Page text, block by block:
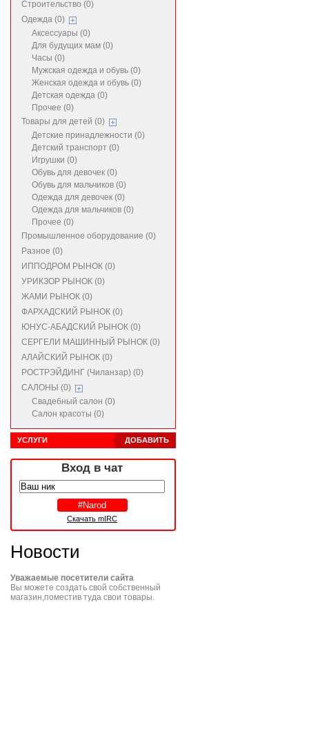
Строительство (0)
Одежда (0)
Аксессуары (0)
Для будущих мам (0)
Часы (0)
Мужская одежда и обувь (0)
Женская одежда и обувь (0)
Детская одежда (0)
Прочее (0)
Товары для детей (0)
Детские принадлежности (0)
Детский транспорт (0)
Игрушки (0)
Обувь для девочек (0)
Обувь для мальчиков (0)
Одежда для девочек (0)
Одежда для мальчиков (0)
Прочее (0)
Промышленное оборудование (0)
Разное (0)
ИППОДРОМ РЫНОК (0)
УРИКЗОР РЫНОК (0)
ЖАМИ РЫНОК (0)
ФАРХАДСКИЙ РЫНОК (0)
ЮНУС-АБАДСКИЙ РЫНОК (0)
СЕРГЕЛИ МАШИННЫЙ РЫНОК (0)
АЛАЙСКИЙ РЫНОК (0)
РОСТРЭЙДИНГ (Чиланзар) (0)
САЛОНЫ (0)
Свадебный салон (0)
Салон красоты (0)
ДОБАВИТЬ
УСЛУГИ
Вход в чат
Скачать mIRC
Новости
Уважаемые посетители сайта
Вы можете создать свой собственный
магазин,поместив туда свои товары.